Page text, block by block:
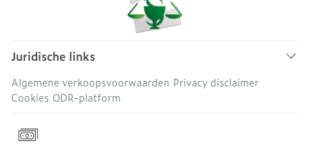
Juridische links
Algemene verkoopsvoorwaarden Privacy disclaimer
Cookies ODR-platform